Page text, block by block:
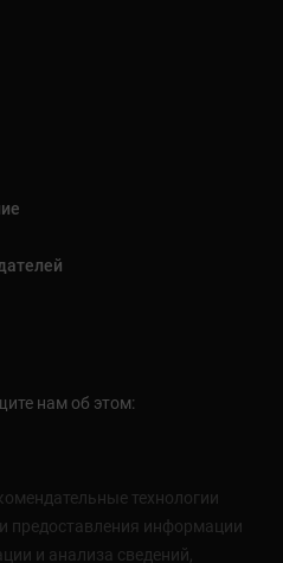
нам об этом:
технологии
предоставления информации
и анализа сведений,